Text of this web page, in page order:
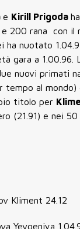
e Kirill Prigoda
200 rana con il
ha nuotato
gara a 1.00.96.
nuovi primati
tempo al mondo)
titolo per
(21.91) e nei 50
Kliment 24.12
Yevgeniya